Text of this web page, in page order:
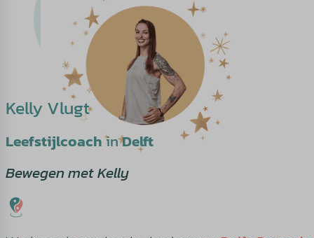
Kelly Vlugt
LeefstijlcoachinDelft
Bewegen met Kelly